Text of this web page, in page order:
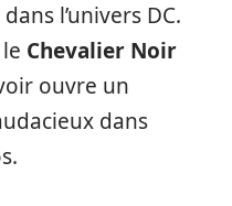
l’univers DC.
Chevalier Noir
ouvre un
dans